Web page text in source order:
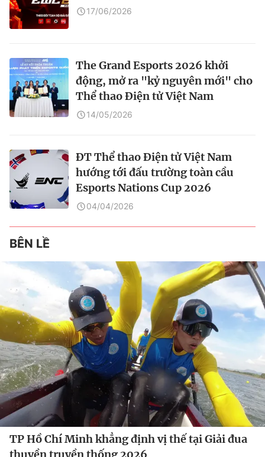
17/06/2026
The Grand Esports 2026 khởi
động, mở ra "kỷ nguyên mới" cho
Thể thao Điện tử Việt Nam
14/05/2026
ĐT Thể thao Điện tử Việt Nam
hướng tới đấu trường toàn cầu
Esports Nations Cup 2026
04/04/2026
BÊN LỀ
TP Hồ Chí Minh khẳng định vị thế tại Giải đua